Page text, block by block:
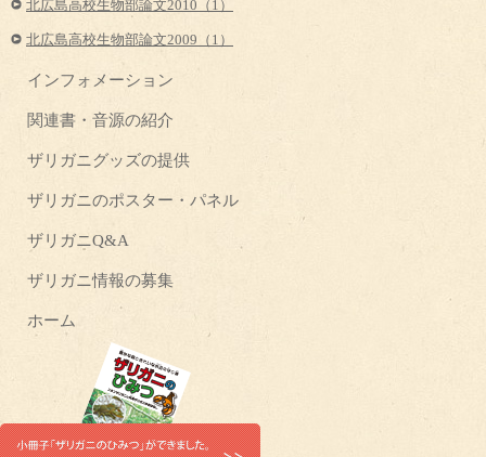
北広島高校生物部論文2010（1）
北広島高校生物部論文2009（1）
インフォメーション
関連書・音源の紹介
ザリガニグッズの提供
ザリガニのポスター・パネル
ザリガニQ&A
ザリガニ情報の募集
ホーム